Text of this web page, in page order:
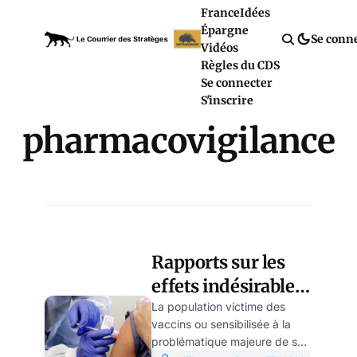
FranceIdées
Épargne
Vidéos
Règles du CDS
Se connecter
S'inscrire
Se
pharmacovigilance
Rapports sur les
effets indésirables
des vaccins au
niveau national et
La population victime des
vaccins ou sensibilisée à la
problématique majeure de ses